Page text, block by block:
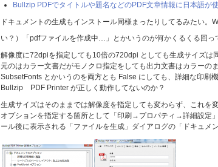
Bullzip PDFでタイトルや題名などのPDF文章情報に日本語が
ドキュメントの生成もインストール同様まったりしてるみたい
い？）「pdfファイルを作成中…」とかいうのが何かくるくる回
解像度に72dpiを指定しても10倍の720dpi としても生成サイズは
元のはカラー文書だがモノクロ指定をしても出力文書はカラーの
SubsetFonts とかいうのを両方とも False にしても、詳細な印刷
Bullzip PDF Printer が正しく動作してないのか？
生成サイズはそのままでは解像度を指定しても変わらず、これを
オプションを指定する箇所として「印刷→プロパティ→詳細設定
ール後に表示される「ファイルを生成」ダイアログの「ドキュメ